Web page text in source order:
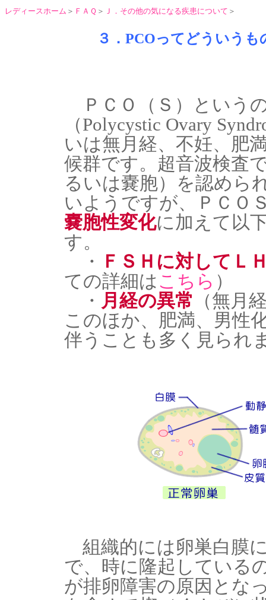
レディースホーム ＞ ＦＡＱ ＞ Ｊ．その他の気になる疾患について ＞
３．PCOってどういう
ＰＣＯ（Ｓ）という
（Polycystic Ovary
いは無月経、不妊、肥
候群です。超音波検査
るいは嚢胞）を認めら
いようですが、ＰＣＯ
嚢胞性変化に加えて以
す。
・
ＦＳＨに対してＬ
ての詳細はこちら ）
・ 月経の異常 （無月
このほか、肥満、男性
伴うことも多く見られ
組織的には卵巣白膜
で、時に隆起している
が排卵障害の原因とな